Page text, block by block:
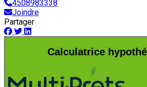
4508983338
Joindre
Partager
Calculatrice